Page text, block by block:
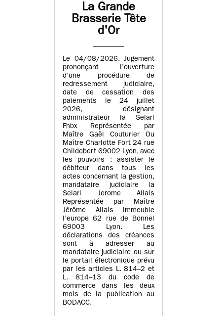
La Grande
Brasserie Tête
d'Or
Le 04/08/2026. Jugement
prononçant l’ouverture
d’une procédure de
redressement judiciaire,
date de cessation des
paiements le 24 juillet
2026, désignant
administrateur la Selarl
Fhbx Représentée par
Maître Gaël Couturier Ou
Maître Charlotte Fort 24 rue
Childebert 69002 Lyon, avec
les pouvoirs : assister le
débiteur dans tous les
actes concernant la gestion,
mandataire judiciaire la
Selarl Jerome Allais
Représentée par Maître
Jérôme Allais immeuble
l’europe 62 rue de Bonnel
69003 Lyon. Les
déclarations des créances
sont à adresser au
mandataire judiciaire ou sur
le portail électronique prévu
par les articles L. 814–2 et
L. 814–13 du code de
commerce dans les deux
mois de la publication au
BODACC.